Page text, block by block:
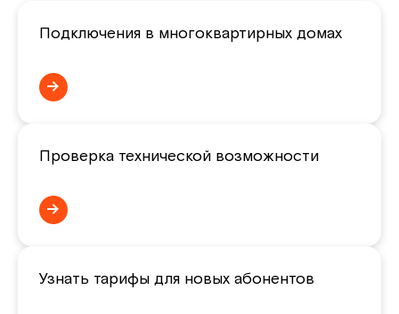
Подключения в многоквартирных домах
→
Проверка технической возможности
→
Узнать тарифы для новых абонентов